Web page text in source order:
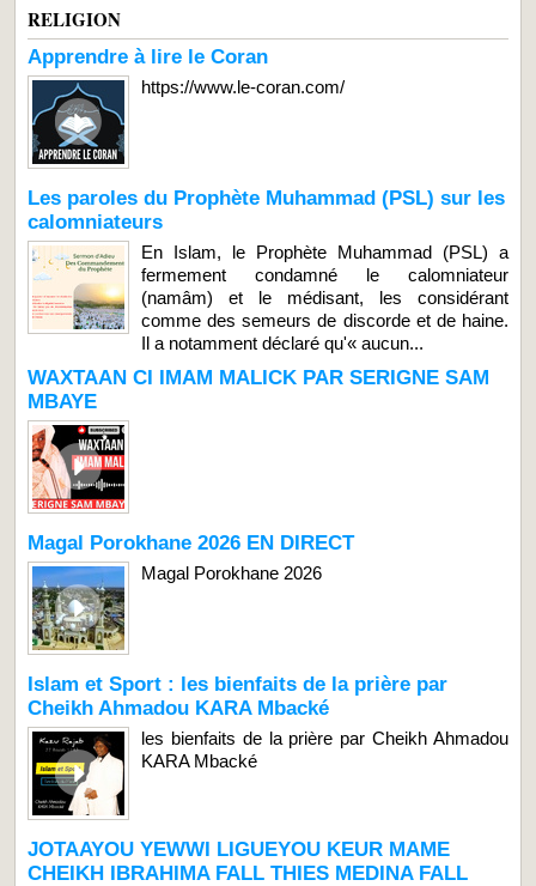
RELIGION
Apprendre à lire le Coran
https://www.le-coran.com/
Les paroles du Prophète Muhammad (PSL) sur les
calomniateurs
En Islam, le Prophète Muhammad (PSL) a
fermement condamné le calomniateur
(namâm) et le médisant, les considérant
comme des semeurs de discorde et de haine.
Il a notamment déclaré qu'« aucun...
WAXTAAN CI IMAM MALICK PAR SERIGNE SAM
MBAYE
Magal Porokhane 2026 EN DIRECT
Magal Porokhane 2026
Islam et Sport : les bienfaits de la prière par
Cheikh Ahmadou KARA Mbacké
les bienfaits de la prière par Cheikh Ahmadou
KARA Mbacké
JOTAAYOU YEWWI LIGUEYOU KEUR MAME
CHEIKH IBRAHIMA FALL THIES MEDINA FALL